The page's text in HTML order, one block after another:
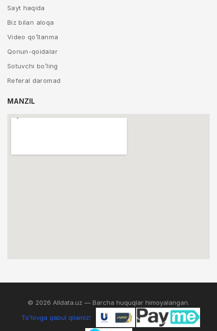
Sayt haqida
Biz bilan aloqa
Video qo’llanma
Qonun-qoidalar
Sotuvchi bo’ling
Referal daromad
MANZIL
© 2026 Alldata.uz — Barcha huquqlar himoyalangan.
To'lovga qabul qilamiz!